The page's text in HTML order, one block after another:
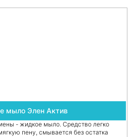
мыло Элен Актив
- жидкое мыло. Средство легко
пену, смывается без остатка